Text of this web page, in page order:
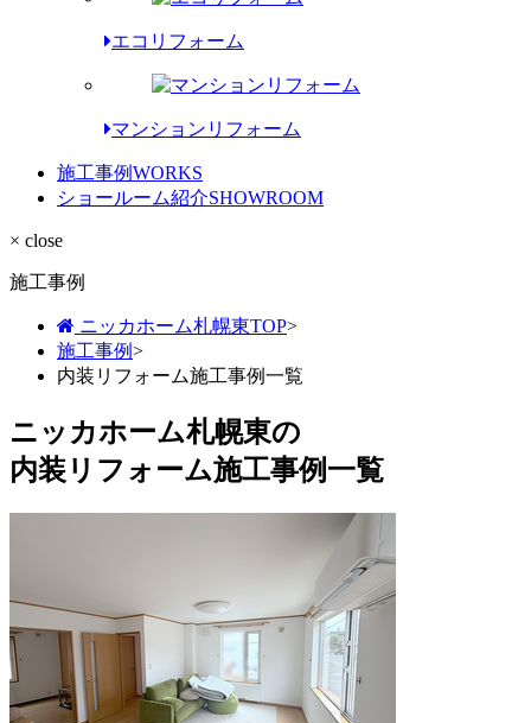
エコリフォーム
マンションリフォーム
施工事例WORKS
ショールーム紹介SHOWROOM
× close
施工事例
ニッカホーム札幌東TOP>
施工事例>
内装リフォーム施工事例一覧
ニッカホーム札幌東の
内装リフォーム施工事例一覧